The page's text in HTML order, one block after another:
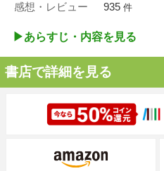
感想・レビュー 935 件
▶︎あらすじ・内容を見る
書店で詳細を見る